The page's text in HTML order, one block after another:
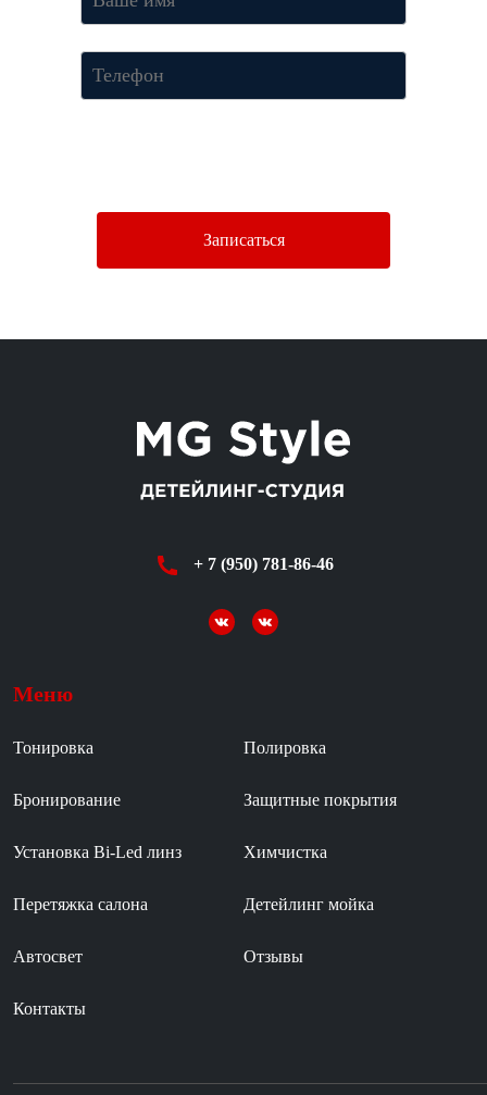
Записаться
+ 7 (950) 781-86-46
Меню
Тонировка Полировка
Бронирование Защитные покрытия
Установка Bi-Led линз Химчистка
Перетяжка салона Детейлинг мойка
Автосвет Отзывы
Контакты